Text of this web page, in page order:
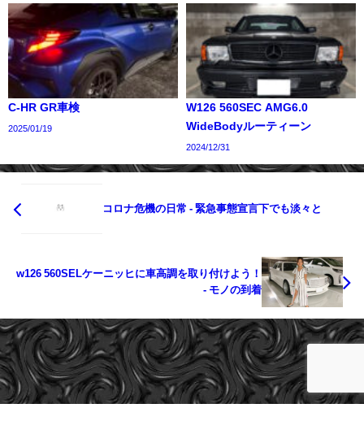
C-HR GR車検
2025/01/19
W126 560SEC AMG6.0
WideBodyルーティーン
2024/12/31
コロナ危機の日常 - 緊急事態宣言下でも淡々と
w126 560SELケーニッヒに車高調を取り付けよう！
- モノの到着